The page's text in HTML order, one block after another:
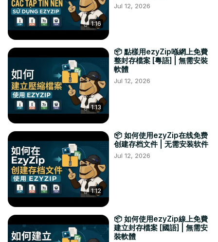
1:16
Jul 12, 2026
1:13
📦 點樣用ezyZip喺網上免費
整封存檔案 [粵語] | 無需安裝
軟體
Jul 12, 2026
1:12
📦 如何使用ezyZip在线免费
创建存档文件 | 无需安装软件
Jul 12, 2026
📦 如何使用ezyZip線上免費
建立封存檔案 [國語] | 無需安
裝軟體